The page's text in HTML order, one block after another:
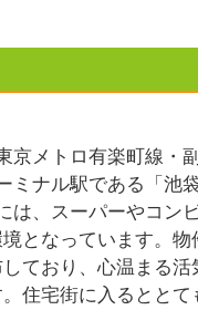
メトロ有楽町線・
ナル駅である「池
、スーパーやコン
となっています。
ており、心温まる
住宅街に入るとと